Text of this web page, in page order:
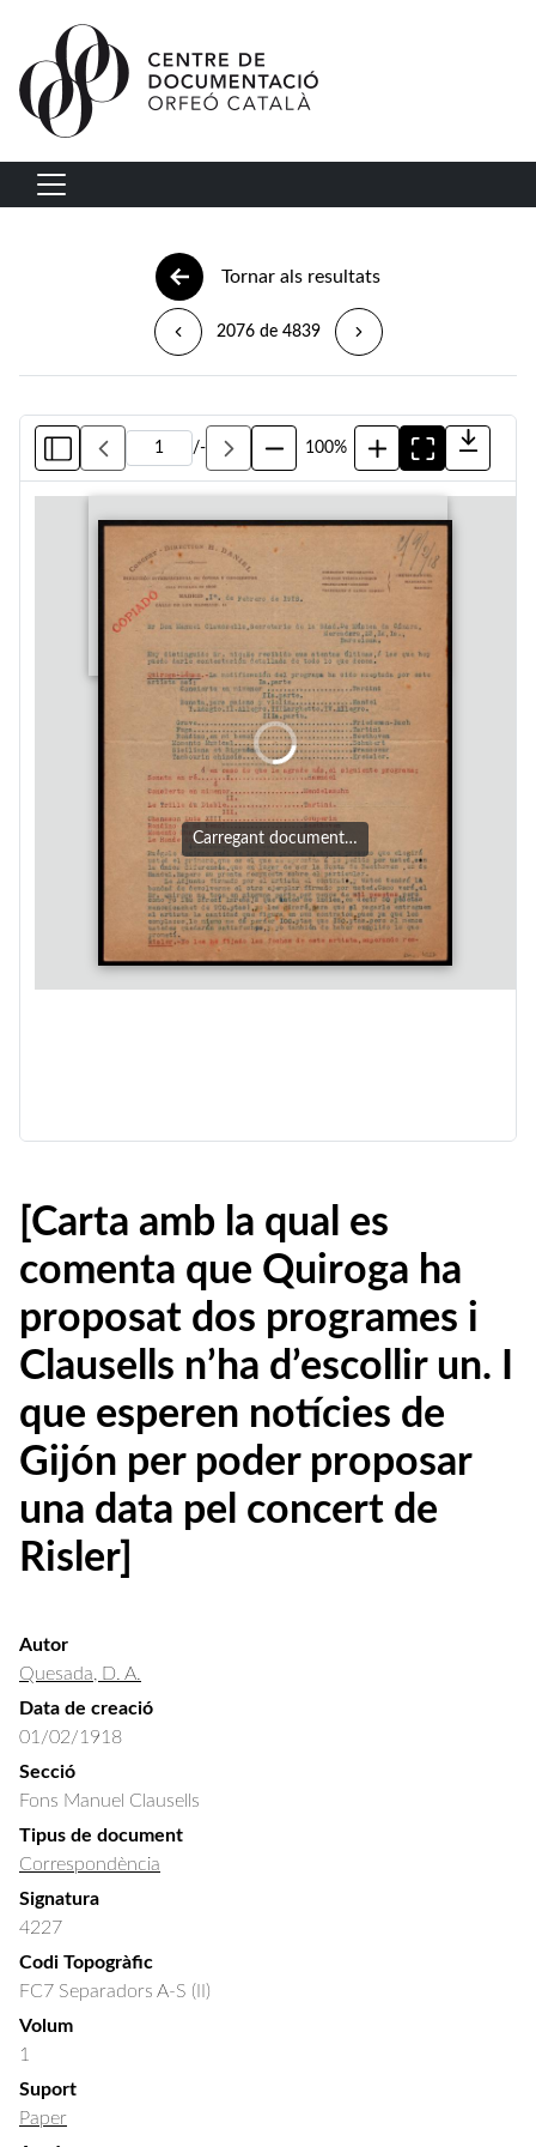
Vés al contingut
Navegació principal
Tornar als resultats
2076 de 4839
/- 100%
Carregant document…
[Carta amb la qual es
comenta que Quiroga ha
proposat dos programes i
Clausells n’ha d’escollir un. I
que esperen notícies de
Gijón per poder proposar
una data pel concert de
Risler]
Autor
Quesada, D. A.
Data de creació
01/02/1918
Secció
Fons Manuel Clausells
Tipus de document
Correspondència
Signatura
4227
Codi Topogràfic
FC7 Separadors A-S (II)
Volum
1
Suport
Paper